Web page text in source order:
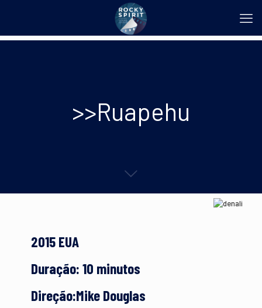
>>Ruapehu
2015 EUA
Duração: 10 minutos
Direção:Mike Douglas